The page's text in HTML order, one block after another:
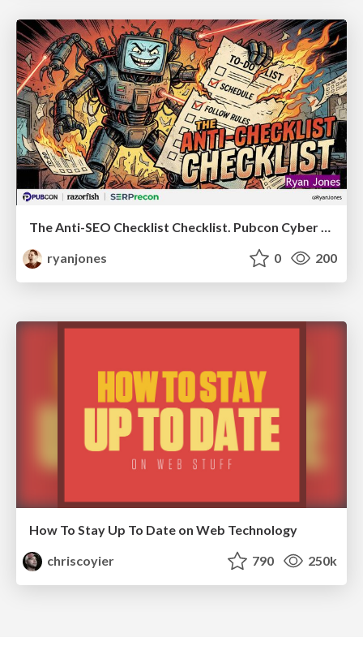
The Anti-SEO Checklist Checklist. Pubcon Cyber Week
ryanjones
0 200
How To Stay Up To Date on Web Technology
chriscoyier
790 250k